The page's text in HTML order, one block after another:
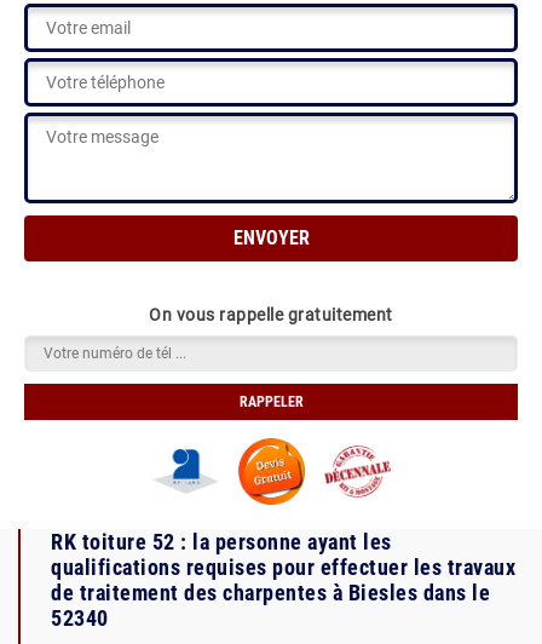
On vous rappelle gratuitement
RK toiture 52 : la personne ayant les
qualifications requises pour effectuer les travaux
de traitement des charpentes à Biesles dans le
52340